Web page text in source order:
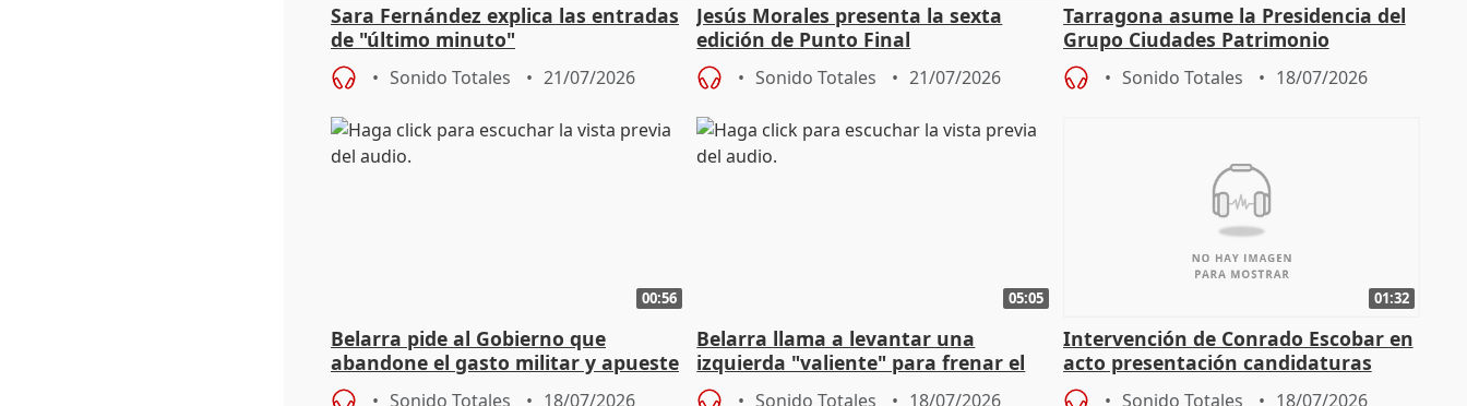
Sara Fernández explica las entradas
de "último minuto"
Sonido Totales 21/07/2026
Jesús Morales presenta la sexta
edición de Punto Final
Sonido Totales 21/07/2026
Tarragona asume la Presidencia del
Grupo Ciudades Patrimonio
Sonido Totales 18/07/2026
00:56
Belarra pide al Gobierno que
abandone el gasto militar y apueste
"de verdad" por la cultura
Sonido Totales 18/07/2026
05:05
Belarra llama a levantar una
izquierda "valiente" para frenar el
avance de la extrema derecha
Sonido Totales 18/07/2026
01:32
Intervención de Conrado Escobar en
acto presentación candidaturas
alcaldes PP para 2027
Sonido Totales 18/07/2026